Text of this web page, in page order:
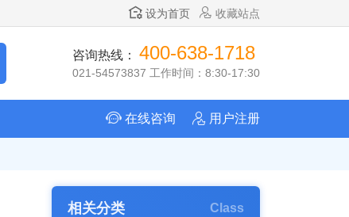
设为首页 收藏站点
咨询热线： 400-638-1718
021-54573837 工作时间：8:30-17:30
在线咨询 用户注册
相关分类 Class